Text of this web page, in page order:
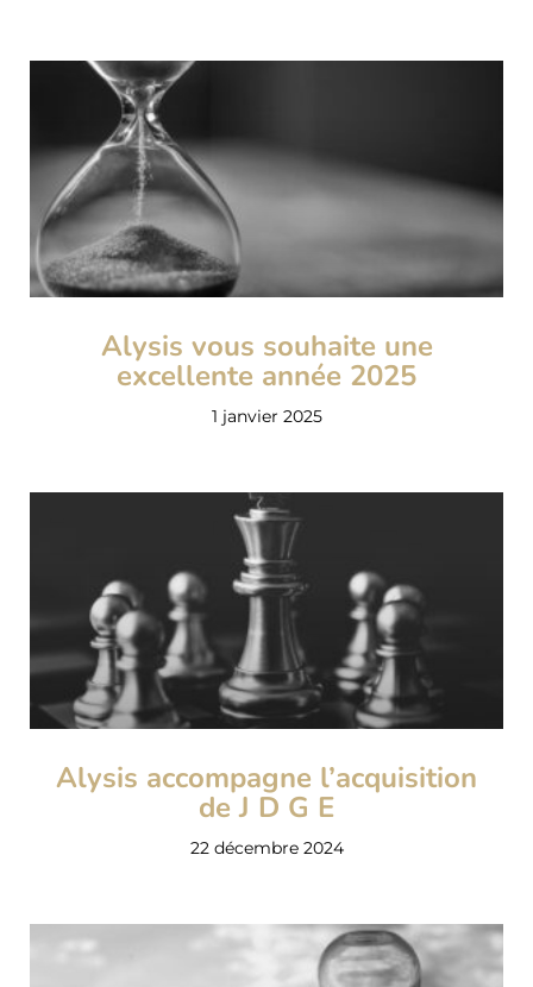
Alysis vous souhaite une
excellente année 2025
1 janvier 2025
Alysis accompagne l’acquisition
de J D G E
22 décembre 2024